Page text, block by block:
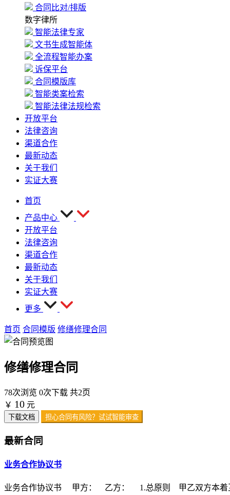
合同比对/排版
数字律所
智能法律专家
文书生成智能体
全流程智能办案
诉保平台
合同模版库
智能类案检索
智能法律法规检索
开放平台
法律咨询
渠道合作
最新动态
关于我们
实证大赛
首页
产品中心
开放平台
法律咨询
渠道合作
最新动态
关于我们
实证大赛
更多
首页 合同模版 修缮修理合同
修缮修理合同
78次浏览 0次下载 共2页
￥ 10 元
下载文档 担心合同有风险？试试智能审查
最新合同
业务合作协议书
业务合作协议书 甲方： 乙方： 1.总原则 甲乙双方本着互